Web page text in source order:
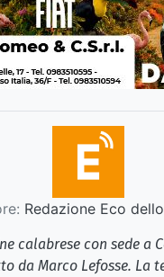
Redazione Eco
calabrese con sede a
da Marco Lefosse. La